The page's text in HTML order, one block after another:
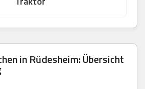
in Rüdesheim: Übersicht